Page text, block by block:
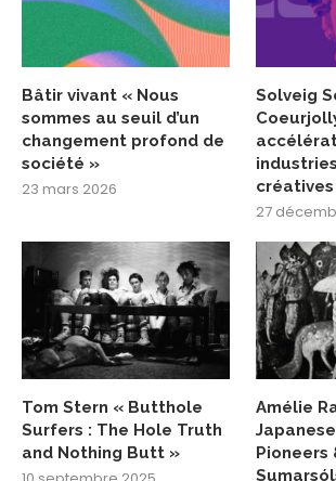
Bâtir vivant « Nous
sommes au seuil d’un
changement profond de
société »
23 mars 2026
Solveig
créatives
27
Tom Stern « Butthole
Surfers : The Hole Truth
and Nothing Butt »
Amélie
Pioneers